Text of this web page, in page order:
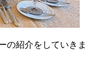
の紹介をしていきま